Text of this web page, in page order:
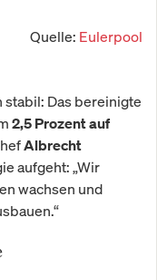
Quelle: Eulerpool
Das bereinigte
2,5 Prozent auf
Albrecht
aufgeht: „Wir
wachsen und